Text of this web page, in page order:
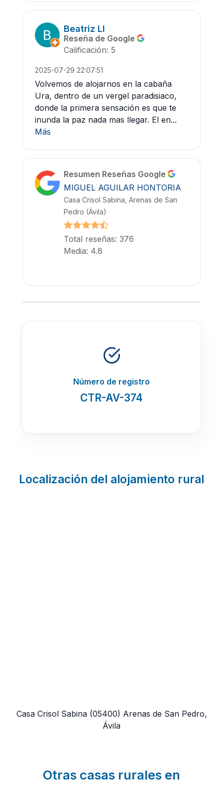
Beatriz Ll
Reseña de Google
Calificación: 5
2025-07-29 22:07:51
Volvemos de alojarnos en la cabaña
Ura, dentro de un vergel paradisiaco,
donde la primera sensación es que te
inunda la paz nada mas llegar. El en...
Más
Resumen Reseñas Google
MIGUEL AGUILAR HONTORIA
Casa Crisol Sabina, Arenas de San
Pedro (Ávila)
Total reseñas: 376
Media: 4.8
Número de registro
CTR-AV-374
Localización del alojamiento rural
Casa Crisol Sabina (05400) Arenas de San Pedro,
Ávila
Otras casas rurales en